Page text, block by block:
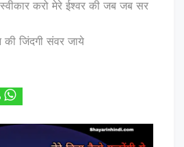
करो मेरे ईश्वर की जब जब सर
जिंदगी संवर जाये